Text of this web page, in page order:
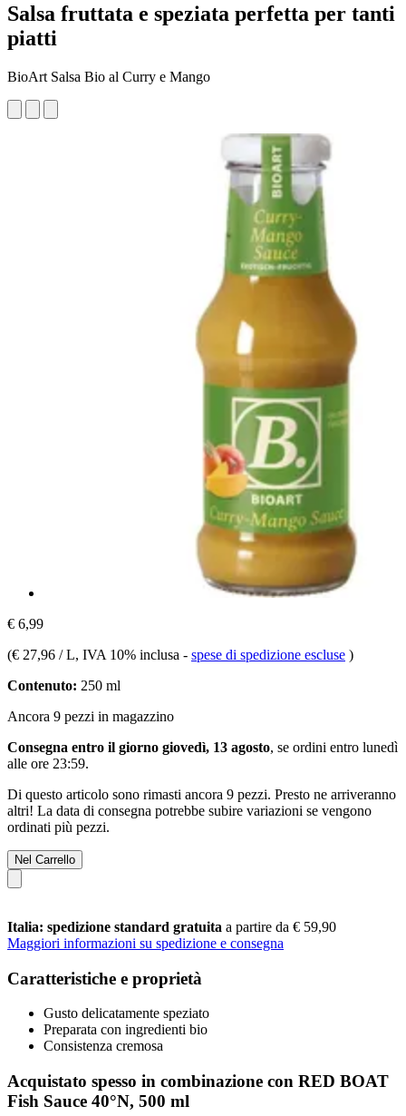
Salsa fruttata e speziata perfetta per tanti
piatti
BioArt Salsa Bio al Curry e Mango
€ 6,99
(€ 27,96 / L, IVA 10% inclusa - spese di spedizione escluse )
Contenuto: 250 ml
Ancora 9 pezzi in magazzino
Consegna entro il giorno giovedì, 13 agosto, se ordini entro lunedì
alle ore 23:59.
Di questo articolo sono rimasti ancora 9 pezzi. Presto ne arriveranno
altri! La data di consegna potrebbe subire variazioni se vengono
ordinati più pezzi.
Nel Carrello
Italia: spedizione standard gratuita a partire da € 59,90
Maggiori informazioni su spedizione e consegna
Caratteristiche e proprietà
Gusto delicatamente speziato
Preparata con ingredienti bio
Consistenza cremosa
Acquistato spesso in combinazione con RED BOAT
Fish Sauce 40°N, 500 ml